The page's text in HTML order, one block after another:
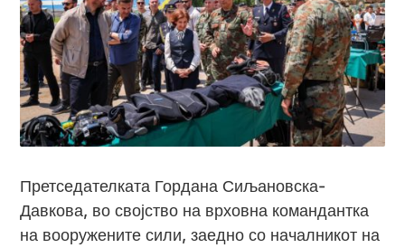
Претседателката Гордана Сиљановска-
Давкова, во својство на врховна командантка
на вооружените сили, заедно со началникот на